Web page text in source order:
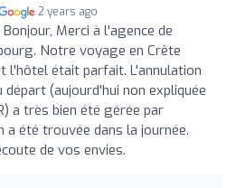
2 years ago
Bonjour, Merci à l'agence de
Notre voyage en Crête
l'hôtel était parfait. L'annulation
(aujourd'hui non expliquée
a très bien été gérée par
a été trouvée dans la journée.
de vos envies.